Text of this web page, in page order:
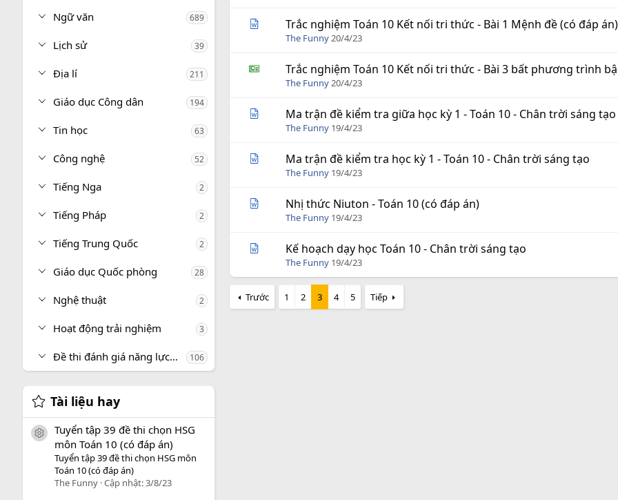
Ngữ văn 689
Lịch sử 39
Địa lí 211
Giáo dục Công dân 194
Tin học 63
Công nghệ 52
Tiếng Nga 2
Tiếng Pháp 2
Tiếng Trung Quốc 2
Giáo dục Quốc phòng 28
Nghệ thuật 2
Hoạt động trải nghiệm 3
Đề thi đánh giá năng lực, tư duy 106
Tài liệu hay
icon tài liệu
Tuyển tập 39 đề thi chọn HSG
môn Toán 10 (có đáp án)
Tuyển tập 39 đề thi chọn HSG môn
Toán 10 (có đáp án)
The Funny Cập nhật:3/8/23
Trắc nghiệm Toán 10 Kết nối tri thức - Bài 1 Mệnh đề (có đáp án)
The Funny20/4/23
Trắc nghiệm Toán 10 Kết nối tri thức - Bài 3 bất phương trình
The Funny20/4/23
Ma trận đề kiểm tra giữa học kỳ 1 - Toán 10 - Chân trời sáng tạo
The Funny 19/4/23
Ma trận đề kiểm tra học kỳ 1 - Toán 10 - Chân trời sáng tạo
The Funny 19/4/23
Nhị thức Niuton - Toán 10 (có đáp án)
The Funny 19/4/23
Kế hoạch dạy học Toán 10 - Chân trời sáng tạo
The Funny 19/4/23
Trước 1 2 3 4 5 Tiếp